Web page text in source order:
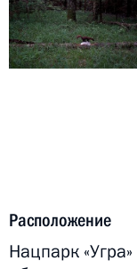
Расположение
Нацпарк